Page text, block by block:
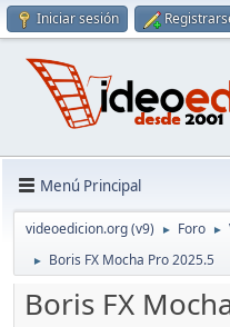
Iniciar sesión
Menú Principal
videoedicion.org (v9) ► Foro ►
► Boris FX Mocha Pro 2025.5
Boris FX